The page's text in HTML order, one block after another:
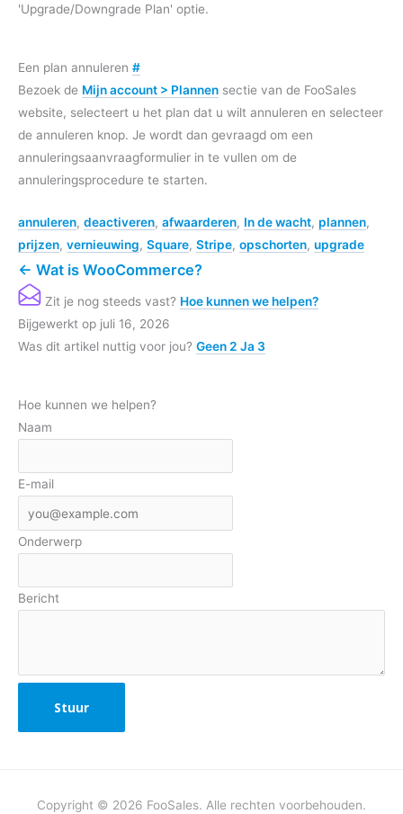
'Upgrade/Downgrade Plan' optie.
Een plan annuleren #
Bezoek de Mijn account > Plannen sectie van de FooSales
website, selecteert u het plan dat u wilt annuleren en selecteer
de annuleren knop. Je wordt dan gevraagd om een
annuleringsaanvraagformulier in te vullen om de
annuleringsprocedure te starten.
annuleren, deactiveren, afwaarderen, In de wacht, plannen,
prijzen, vernieuwing, Square, Stripe, opschorten, upgrade
← Wat is WooCommerce?
Zit je nog steeds vast? Hoe kunnen we helpen?
Bijgewerkt op juli 16, 2026
Was dit artikel nuttig voor jou? Geen 2 Ja 3
Hoe kunnen we helpen?
Naam
E-mail
Onderwerp
Bericht
Copyright © 2026 FooSales. Alle rechten voorbehouden.